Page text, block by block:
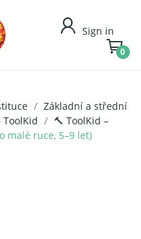
Sign in
0
Základní a střední
🔨 ToolKid –
malé ruce, 5–9 let)